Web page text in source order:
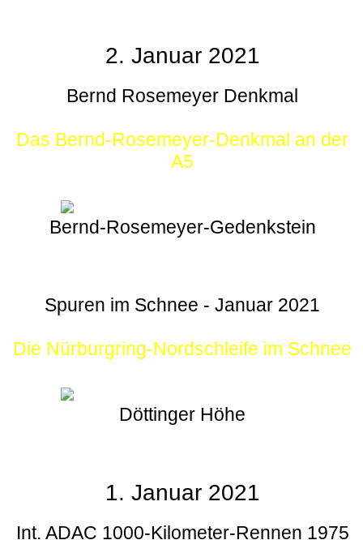
2. Januar 2021
Bernd Rosemeyer Denkmal
Das Bernd-Rosemeyer-Denkmal an der
A5
Bernd-Rosemeyer-Gedenkstein
Spuren im Schnee - Januar 2021
Die Nürburgring-Nordschleife im Schnee
Döttinger Höhe
1. Januar 2021
Int. ADAC 1000-Kilometer-Rennen 1975